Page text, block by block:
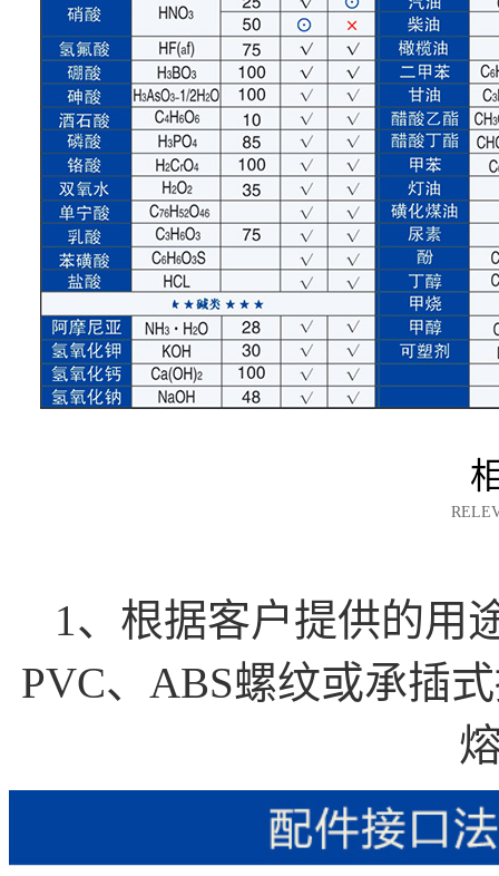
1、根据客户提供的用
PVC、ABS螺纹或承插